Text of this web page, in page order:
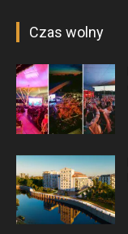
Czas wolny